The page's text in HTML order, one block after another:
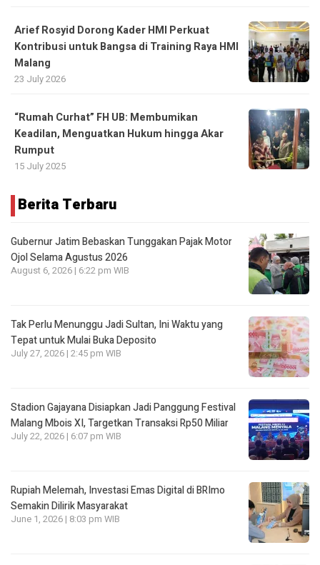
Arief Rosyid Dorong Kader HMI Perkuat
Kontribusi untuk Bangsa di Training Raya HMI
Malang
23 July 2026
“Rumah Curhat” FH UB: Membumikan
Keadilan, Menguatkan Hukum hingga Akar
Rumput
15 July 2025
Berita Terbaru
Gubernur Jatim Bebaskan Tunggakan Pajak Motor
Ojol Selama Agustus 2026
August 6, 2026 | 6:22 pm WIB
Tak Perlu Menunggu Jadi Sultan, Ini Waktu yang
Tepat untuk Mulai Buka Deposito
July 27, 2026 | 2:45 pm WIB
Stadion Gajayana Disiapkan Jadi Panggung Festival
Malang Mbois XI, Targetkan Transaksi Rp50 Miliar
July 22, 2026 | 6:07 pm WIB
Rupiah Melemah, Investasi Emas Digital di BRImo
Semakin Dilirik Masyarakat
June 1, 2026 | 8:03 pm WIB